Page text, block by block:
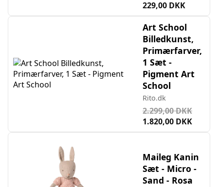
229,00 DKK
Art School
Billedkunst,
Primærfarver,
1 Sæt -
Pigment Art
School
Rito.dk
2.299,00 DKK
1.820,00 DKK
Maileg Kanin
Sæt - Micro -
Sand - Rosa